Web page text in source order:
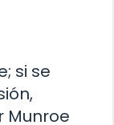
si se
Munroe